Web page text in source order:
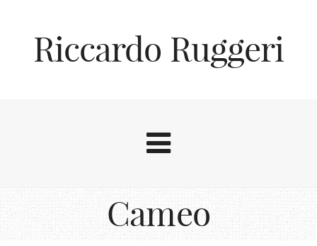
Riccardo Ruggeri
Cameo